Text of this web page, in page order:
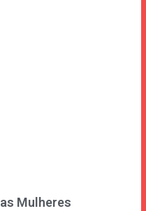
Mulheres